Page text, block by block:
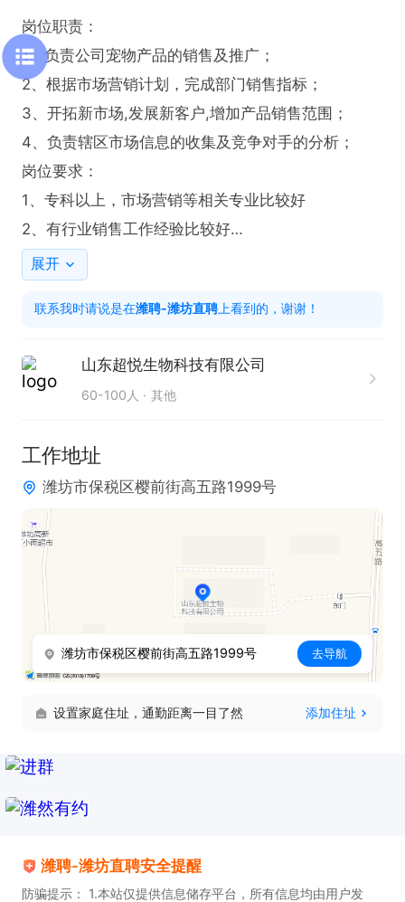
岗位职责：
1、负责公司宠物产品的销售及推广；
2、根据市场营销计划，完成部门销售指标；
3、开拓新市场,发展新客户,增加产品销售范围；
4、负责辖区市场信息的收集及竞争对手的分析；
岗位要求：
1、专科以上，市场营销等相关专业比较好
2、有行业销售工作经验比较好
3、反应敏捷、表达能力强，具有较强的沟通能力及
交际技巧，具有亲和力；
4、具备一定的市场分析及判断能力，良好的客户服
5、有责任心，能承受较大的工作压力；
6、有团队协作精神，善于挑战。
展开
联系我时请说是在潍聘-潍坊直聘 上看到的，谢谢！
山东超悦生物科技有限公司
60-100人 其他
工作地址
潍坊市保税区樱前街高五路1999号
潍坊市保税区樱前街高五路1999号 去导航
设置家庭住址，通勤距离一目了然 添加住址
潍聘-潍坊直聘安全提醒
防骗提示： 1.本站仅提供信息储存平台，所有信息均由用户发